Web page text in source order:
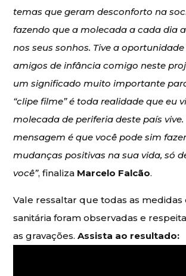
temas que geram desconforto na
fazendo que a molecada a cada dia
nos seus sonhos. Tive a
amigos de infância comigo neste
um significado muito importante
“clipe filme” é toda realidade que eu
molecada de periferia deste país
mensagem é que você pode sim
mudanças positivas na sua vida, só
você”, finaliza Marcelo Falcão.
Vale ressaltar que todas as
sanitária foram observadas e
as gravações.Assista ao resultado: